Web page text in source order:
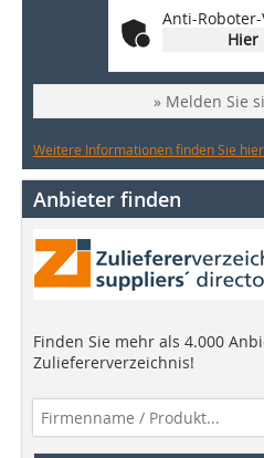
Anti-
Hier
» Melden Sie
Weitere Informationen finden Sie hier
Anbieter finden
Finden Sie mehr als 4.000
Zuliefererverzeichnis!